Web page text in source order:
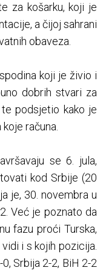
za košarku, koji je
a čijoj sahrani
obaveza.
koji je živio i
dobrih stvari za
podsjetio kako je
računa.
se 6. jula,
kod Srbije (20
je, 30. novembra u
Već je poznato da
fazu proći Turska,
i s kojih pozicija.
Srbija 2-2, BiH 2-2